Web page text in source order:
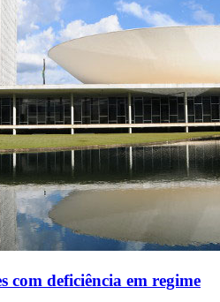
com deficiência em regime